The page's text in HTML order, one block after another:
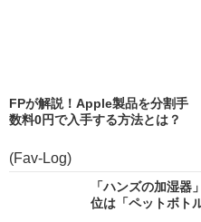
FPが解説！Apple製品を分割手
数料0円で入手する方法とは？
(Fav-Log)
「ハンズの加湿
位は「ペットボト